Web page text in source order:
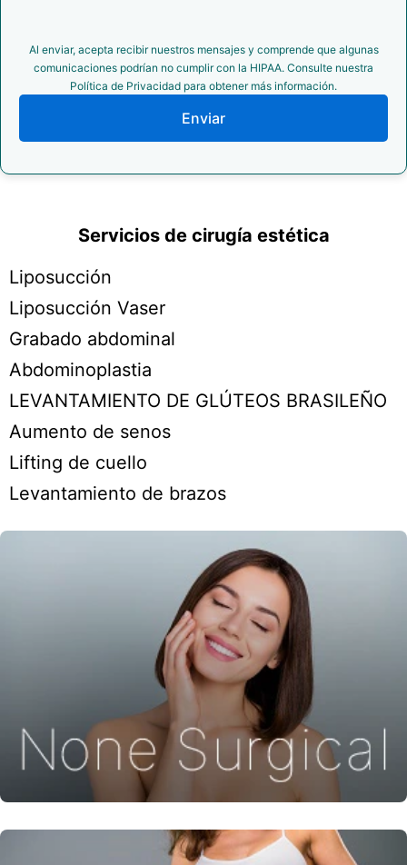
Al enviar, acepta recibir nuestros mensajes y comprende que algunas
comunicaciones podrían no cumplir con la HIPAA. Consulte nuestra
Política de Privacidad para obtener más información.
Enviar
Servicios de cirugía estética
Liposucción
Liposucción Vaser
Grabado abdominal
Abdominoplastia
LEVANTAMIENTO DE GLÚTEOS BRASILEÑO
Aumento de senos
Lifting de cuello
Levantamiento de brazos